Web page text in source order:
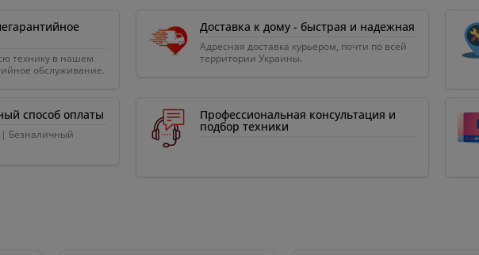
технику в нашем
обслуживание.
Доставка к дому - быстрая и надежная
Адресная доставка курьером, почти по всей
территории Украины.
способ оплаты
| Безналичный
Профессиональная консультация и
подбор техники